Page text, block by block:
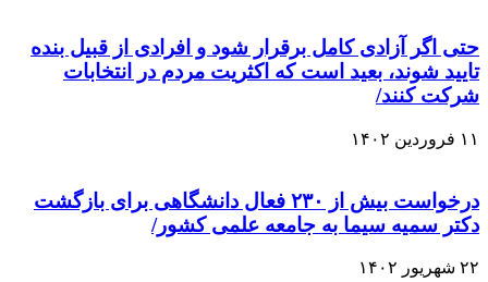
حتی اگر آزادی کامل برقرار شود و افرادی از قبیل بنده
تایید شوند، بعید است که اکثریت مردم در انتخابات
شرکت کنند/
۱۱ فروردین ۱۴۰۲
درخواست بیش از ۲۳۰ فعال دانشگاهی برای بازگشت
دکتر سمیه سیما به جامعه علمی کشور/
۲۲ شهریور ۱۴۰۲